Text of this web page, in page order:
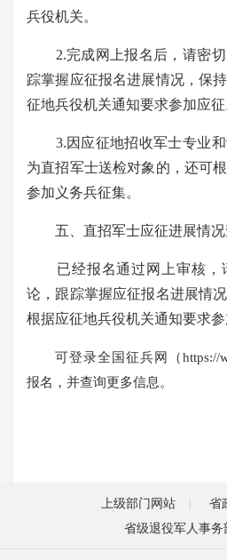
兵役机关。
2.完成网上报名后，请密切
踪掌握应征报名进展情况，保
征地兵役机关通知要求参加应征
3.因应征地招收军士专业和
为直招军士送检对象的，还可
参加义务兵征集。
五、直招军士应征进展情况
已经报名通过网上审核，
论，跟踪掌握应征报名进展情
根据应征地兵役机关通知要求参
可登录全国征兵网（https://
报名，并查询更多信息。
上级部门网站
省
省级退役军人事务